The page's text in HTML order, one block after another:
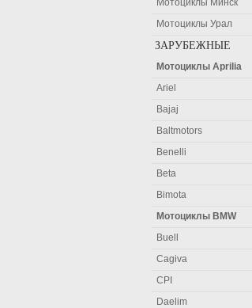
Мотоциклы Минск
Мотоциклы Урал
ЗАРУБЕЖНЫЕ
Мотоциклы Aprilia
Ariel
Bajaj
Baltmotors
Benelli
Beta
Bimota
Мотоциклы BMW
Buell
Cagiva
CPI
Daelim